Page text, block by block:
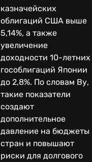
казначейских
облигаций США выше
5,14%, а также
увеличение
доходности 10-летних
гособлигаций Японии
до 2,8%. По словам Ву,
такие показатели
создают
дополнительное
давление на бюджеты
стран и повышают
риски для долгового